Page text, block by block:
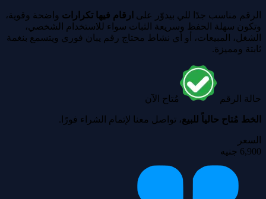
الرقم مناسب جدًا للي بيدوّر على ارقام فيها تكرارات واضحة وقوية،
وتكون سهلة الحفظ وسريعة الثبات سواء للاستخدام الشخصي،
الشغل، المبيعات، أو أي نشاط محتاج رقم يبان فوري ويتسمع بنغمة
ثابتة ومميزة.
حالة الرقم مُتاح الآن
الخط مُتاح حالياً للبيع، تواصل معنا لإتمام الشراء فورًا.
السعر
6,900 جنيه